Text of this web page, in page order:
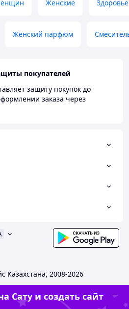
Женские Здоровье
Женский парфюм
покупателей
защиту покупок до
заказа через
Казахстана, 2008-2026
Сату и создать сайт